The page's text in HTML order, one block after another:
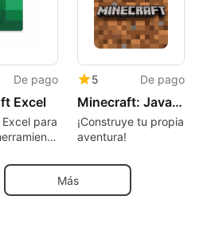
De pago
Excel
para
datos
5 De pago
Minecraft: Java & Bedrock Edition
¡Construye tu propia
aventura!
Más